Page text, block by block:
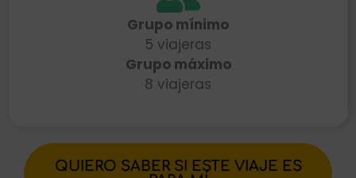
Grupo mínimo
5 viajeras
Grupo máximo
8 viajeras
QUIERO SABER SI ESTE VIAJE ES